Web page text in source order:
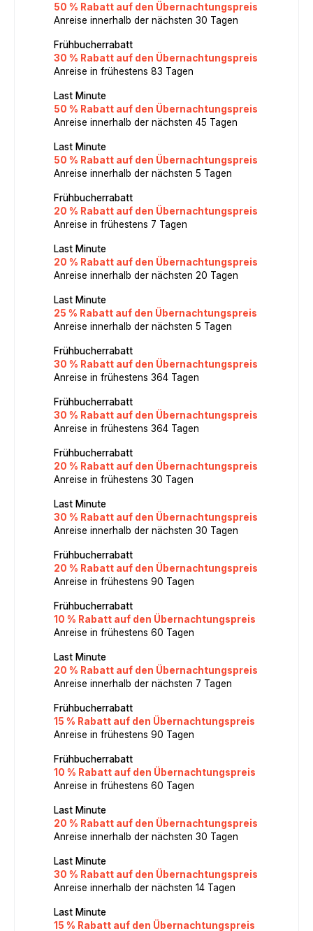
50 % Rabatt auf den Übernachtungspreis
Anreise innerhalb der nächsten 30 Tagen
Frühbucherrabatt
30 % Rabatt auf den Übernachtungspreis
Anreise in frühestens 83 Tagen
Last Minute
50 % Rabatt auf den Übernachtungspreis
Anreise innerhalb der nächsten 45 Tagen
Last Minute
50 % Rabatt auf den Übernachtungspreis
Anreise innerhalb der nächsten 5 Tagen
Frühbucherrabatt
20 % Rabatt auf den Übernachtungspreis
Anreise in frühestens 7 Tagen
Last Minute
20 % Rabatt auf den Übernachtungspreis
Anreise innerhalb der nächsten 20 Tagen
Last Minute
25 % Rabatt auf den Übernachtungspreis
Anreise innerhalb der nächsten 5 Tagen
Frühbucherrabatt
30 % Rabatt auf den Übernachtungspreis
Anreise in frühestens 364 Tagen
Frühbucherrabatt
30 % Rabatt auf den Übernachtungspreis
Anreise in frühestens 364 Tagen
Frühbucherrabatt
20 % Rabatt auf den Übernachtungspreis
Anreise in frühestens 30 Tagen
Last Minute
30 % Rabatt auf den Übernachtungspreis
Anreise innerhalb der nächsten 30 Tagen
Frühbucherrabatt
20 % Rabatt auf den Übernachtungspreis
Anreise in frühestens 90 Tagen
Frühbucherrabatt
10 % Rabatt auf den Übernachtungspreis
Anreise in frühestens 60 Tagen
Last Minute
20 % Rabatt auf den Übernachtungspreis
Anreise innerhalb der nächsten 7 Tagen
Frühbucherrabatt
15 % Rabatt auf den Übernachtungspreis
Anreise in frühestens 90 Tagen
Frühbucherrabatt
10 % Rabatt auf den Übernachtungspreis
Anreise in frühestens 60 Tagen
Last Minute
20 % Rabatt auf den Übernachtungspreis
Anreise innerhalb der nächsten 30 Tagen
Last Minute
30 % Rabatt auf den Übernachtungspreis
Anreise innerhalb der nächsten 14 Tagen
Last Minute
15 % Rabatt auf den Übernachtungspreis